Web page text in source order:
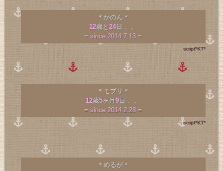
＊かのん＊
12歳と24日 。。
= since 2014.7.13 =
script*KT*
＊モブリ＊
12歳5ヶ月9日 。。
= since 2014.2.28 =
script*KT*
＊めるが＊